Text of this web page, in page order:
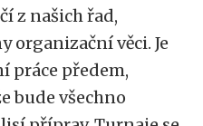
z našich řad,
organizační věci. Je
práce předem,
bude všechno